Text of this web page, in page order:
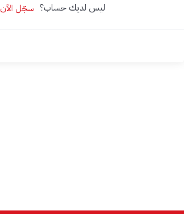
ليس لديك حساب؟ سجّل الآن